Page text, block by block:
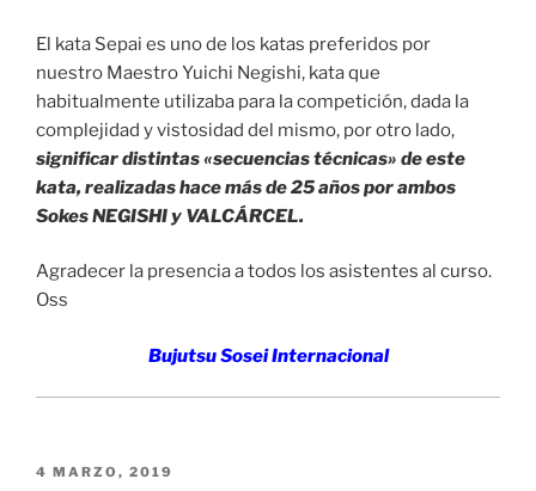
El kata Sepai es uno de los katas preferidos por
nuestro Maestro Yuichi Negishi, kata que
habitualmente utilizaba para la competición, dada la
complejidad y vistosidad del mismo, por otro lado,
significar distintas «secuencias técnicas» de este
kata, realizadas hace más de 25 años por ambos
Sokes NEGISHI y VALCÁRCEL.
Agradecer la presencia a todos los asistentes al curso.
Oss
Bujutsu Sosei Internacional
PUBLICADO
4 MARZO, 2019